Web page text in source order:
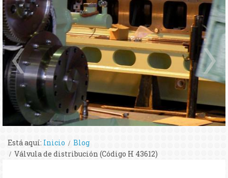
Está aquí: Inicio
Blog
Válvula de distribución (Código H 43612)